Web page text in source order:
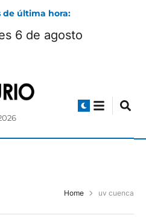
de última hora:
6 de agosto
Home uv cuenca